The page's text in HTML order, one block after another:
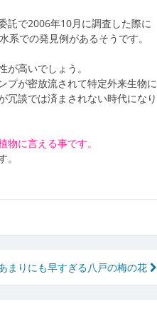
託で2006年10月に調査した際に
での発見例があるそうです。
高いでしょう。
プが密放流されて特定外来生物に
冗談では済まされない時代になり
に言える事です。
まりにも早すぎる八戸の梅の花